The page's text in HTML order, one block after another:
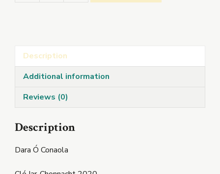
Description
Additional information
Reviews (0)
Description
Dara Ó Conaola